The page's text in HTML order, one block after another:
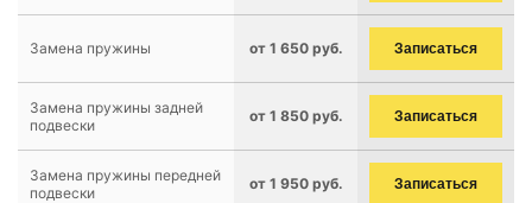
Замена пружины от 1 650 руб. Записаться
Замена пружины задней
подвески
от 1 850 руб. Записаться
Замена пружины передней
подвески
от 1 950 руб. Записаться